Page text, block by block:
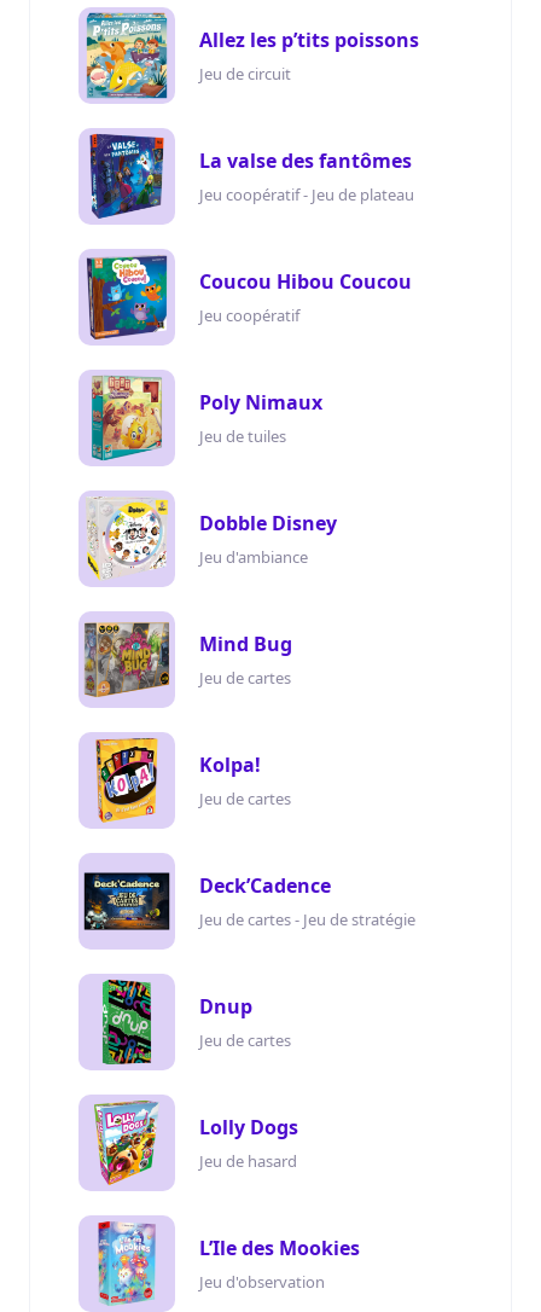
Allez les p’tits poissons
Jeu de circuit
La valse des fantômes
Jeu coopératif - Jeu de plateau
Coucou Hibou Coucou
Jeu coopératif
Poly Nimaux
Jeu de tuiles
Dobble Disney
Jeu d'ambiance
Mind Bug
Jeu de cartes
Kolpa!
Jeu de cartes
Deck’Cadence
Jeu de cartes - Jeu de stratégie
Dnup
Jeu de cartes
Lolly Dogs
Jeu de hasard
L’Ile des Mookies
Jeu d'observation